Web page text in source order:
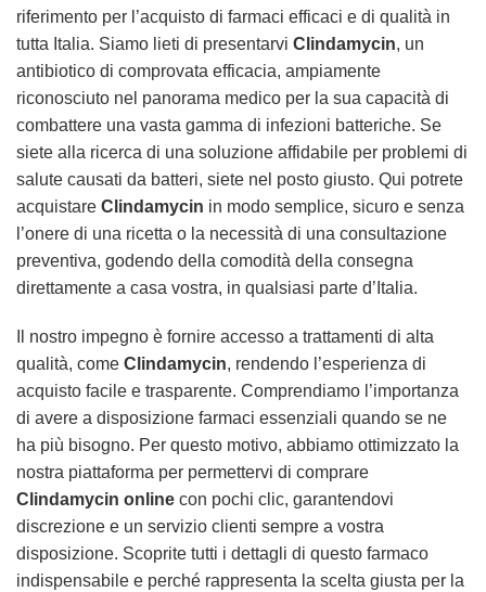
riferimento per l’acquisto di farmaci efficaci e di qualità in
tutta Italia. Siamo lieti di presentarvi Clindamycin, un
antibiotico di comprovata efficacia, ampiamente
riconosciuto nel panorama medico per la sua capacità di
combattere una vasta gamma di infezioni batteriche. Se
siete alla ricerca di una soluzione affidabile per problemi di
salute causati da batteri, siete nel posto giusto. Qui potrete
acquistare Clindamycin in modo semplice, sicuro e senza
l’onere di una ricetta o la necessità di una consultazione
preventiva, godendo della comodità della consegna
direttamente a casa vostra, in qualsiasi parte d’Italia.
Il nostro impegno è fornire accesso a trattamenti di alta
qualità, come Clindamycin, rendendo l’esperienza di
acquisto facile e trasparente. Comprendiamo l’importanza
di avere a disposizione farmaci essenziali quando se ne
ha più bisogno. Per questo motivo, abbiamo ottimizzato la
nostra piattaforma per permettervi di comprare
Clindamycin online con pochi clic, garantendovi
discrezione e un servizio clienti sempre a vostra
disposizione. Scoprite tutti i dettagli di questo farmaco
indispensabile e perché rappresenta la scelta giusta per la